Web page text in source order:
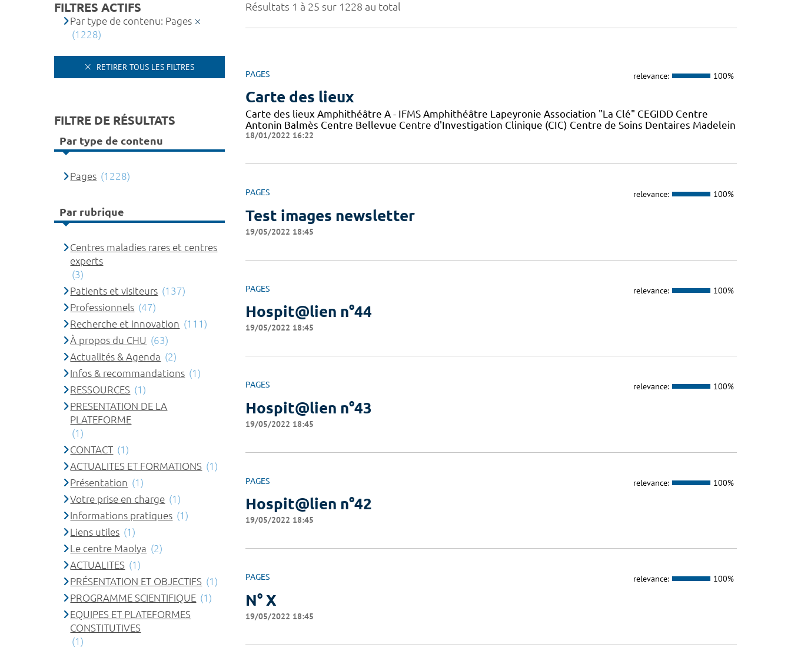
Résultats 1 à 25 sur 1228 au total
PAGES relevance: 100%
Carte des lieux
Carte des lieux Amphithéâtre A - IFMS Amphithéâtre Lapeyronie Association "La Clé" CEGIDD Centre
Antonin Balmès Centre Bellevue Centre d'Investigation Clinique (CIC) Centre de Soins Dentaires Madelein
18/01/2022 16:22
PAGES relevance: 100%
Test images newsletter
19/05/2022 18:45
PAGES relevance: 100%
Hospit@lien n°44
19/05/2022 18:45
PAGES relevance: 100%
Hospit@lien n°43
19/05/2022 18:45
PAGES relevance: 100%
Hospit@lien n°42
19/05/2022 18:45
PAGES relevance: 100%
N° X
19/05/2022 18:45
FILTRES ACTIFS
Par type de contenu: Pages
(1228)
RETIRER TOUS LES FILTRES
FILTRE DE RÉSULTATS
Par type de contenu
Pages (1228)
Par rubrique
Centres maladies rares et centres
experts
(3)
Patients et visiteurs (137)
Professionnels (47)
Recherche et innovation (111)
À propos du CHU (63)
Actualités & Agenda (2)
Infos & recommandations (1)
RESSOURCES (1)
PRESENTATION DE LA
PLATEFORME
(1)
CONTACT (1)
ACTUALITES ET FORMATIONS (1)
Présentation (1)
Votre prise en charge (1)
Informations pratiques (1)
Liens utiles (1)
Le centre Maolya (2)
ACTUALITES (1)
PRÉSENTATION ET OBJECTIFS (1)
PROGRAMME SCIENTIFIQUE (1)
EQUIPES ET PLATEFORMES
CONSTITUTIVES
(1)